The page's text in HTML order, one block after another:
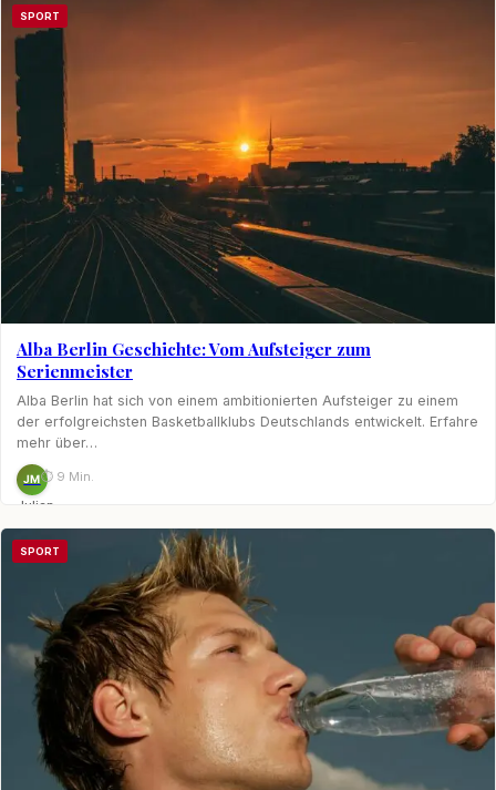
SPORT
Alba Berlin Geschichte: Vom Aufsteiger zum
Serienmeister
Alba Berlin hat sich von einem ambitionierten Aufsteiger zu einem
der erfolgreichsten Basketballklubs Deutschlands entwickelt. Erfahre
mehr über…
JM
Julian
⏱ 9 Min.
SPORT